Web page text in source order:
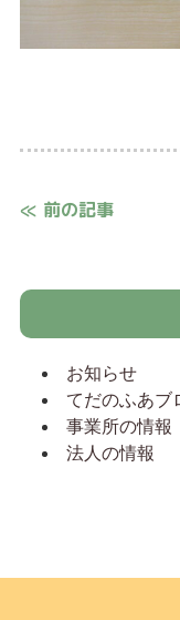
≪ 前の記事
お知らせ
てだのふあブ
事業所の情報
法人の情報